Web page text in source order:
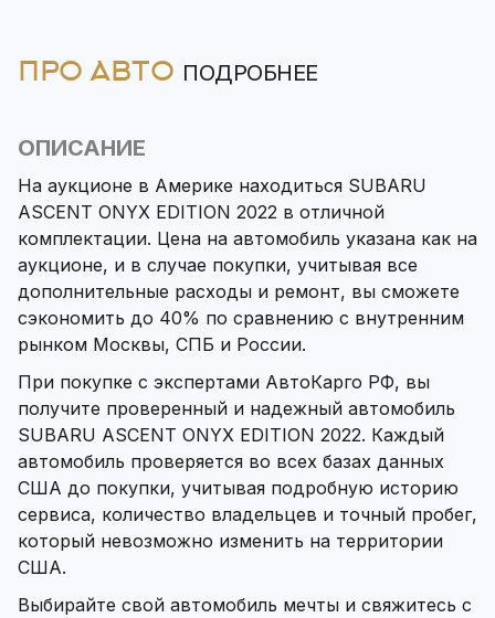
ПРО АВТО ПОДРОБНЕЕ
ОПИСАНИЕ
На аукционе в Америке находиться SUBARU
ASCENT ONYX EDITION 2022 в отличной
комплектации. Цена на автомобиль указана как на
аукционе, и в случае покупки, учитывая все
дополнительные расходы и ремонт, вы сможете
сэкономить до 40% по сравнению с внутренним
рынком Москвы, СПБ и России.
При покупке с экспертами АвтоКарго РФ, вы
получите проверенный и надежный автомобиль
SUBARU ASCENT ONYX EDITION 2022. Каждый
автомобиль проверяется во всех базах данных
США до покупки, учитывая подробную историю
сервиса, количество владельцев и точный пробег,
который невозможно изменить на территории
США.
Выбирайте свой автомобиль мечты и свяжитесь с